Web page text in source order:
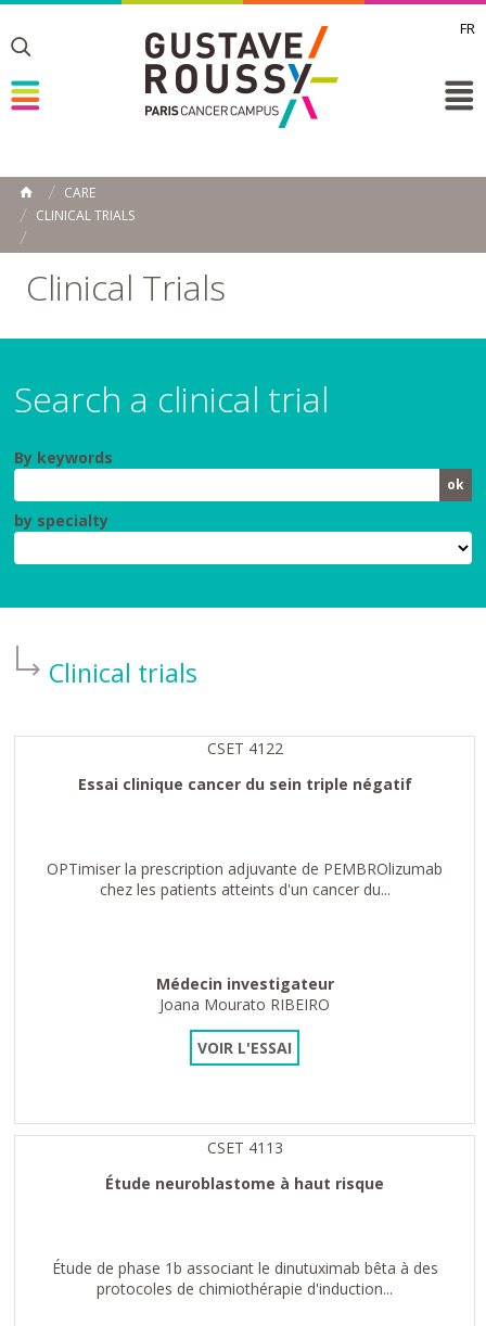
FR
Toggle
Toggle
HOME
CARE
CLINICAL TRIALS
Clinical Trials
Search a clinical trial
By keywords
by specialty
Clinical trials
CSET 4122
Essai clinique cancer du sein triple négatif
OPTimiser la prescription adjuvante de PEMBROlizumab
chez les patients atteints d'un cancer du...
Médecin investigateur
Joana Mourato RIBEIRO
VOIR L'ESSAI
CSET 4113
Étude neuroblastome à haut risque
Étude de phase 1b associant le dinutuximab bêta à des
protocoles de chimiothérapie d'induction...